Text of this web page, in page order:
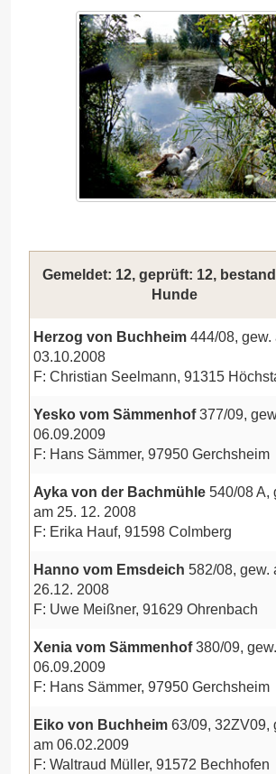
Gemeldet: 12, geprüft: 12,
Hunde
Herzog von Buchheim 444/08, gew.
03.10.2008
F: Christian Seelmann, 91315
Yesko vom Sämmenhof377/09,
06.09.2009
F: Hans Sämmer, 97950 Gerchsheim
Ayka von der Bachmühle 540/08 A,
am 25. 12. 2008
F: Erika Hauf, 91598 Colmberg
Hanno vom Emsdeich 582/08, gew.
26.12. 2008
F: Uwe Meißner, 91629 Ohrenbach
Xenia vom Sämmenhof380/09,
06.09.2009
F: Hans Sämmer, 97950 Gerchsheim
Eiko von Buchheim 63/09, 32ZV09,
am 06.02.2009
F: Waltraud Müller, 91572 Bechhofen